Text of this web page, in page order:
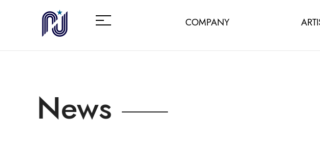
COMPANY
News